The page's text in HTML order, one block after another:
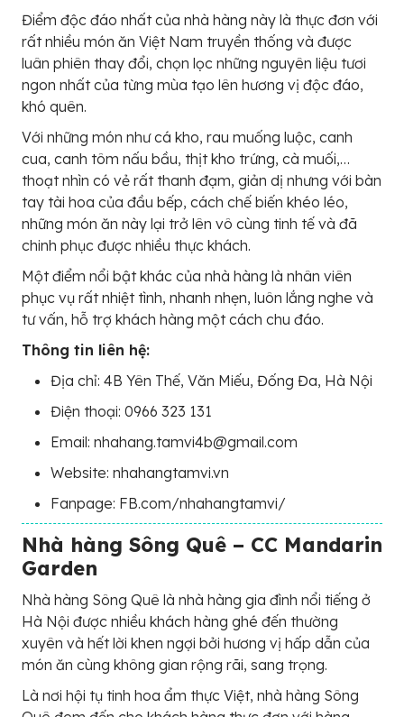
Điểm độc đáo nhất của nhà hàng này là thực đơn với
rất nhiều món ăn Việt Nam truyền thống và được
luân phiên thay đổi, chọn lọc những nguyên liệu tươi
ngon nhất của từng mùa tạo lên hương vị độc đáo,
khó quên.
Với những món như cá kho, rau muống luộc, canh
cua, canh tôm nấu bầu, thịt kho trứng, cà muối,…
thoạt nhìn có vẻ rất thanh đạm, giản dị nhưng với bàn
tay tài hoa của đầu bếp, cách chế biến khéo léo,
những món ăn này lại trở lên vô cùng tinh tế và đã
chinh phục được nhiều thực khách.
Một điểm nổi bật khác của nhà hàng là nhân viên
phục vụ rất nhiệt tình, nhanh nhẹn, luôn lắng nghe và
tư vấn, hỗ trợ khách hàng một cách chu đáo.
Thông tin liên hệ:
Địa chỉ: 4B Yên Thế, Văn Miếu, Đống Đa, Hà Nội
Điện thoại: 0966 323 131
Email: nhahang.tamvi4b@gmail.com
Website: nhahangtamvi.vn
Fanpage: FB.com/nhahangtamvi/
Nhà hàng Sông Quê – CC Mandarin
Garden
Nhà hàng Sông Quê là nhà hàng gia đình nổi tiếng ở
Hà Nội được nhiều khách hàng ghé đến thường
xuyên và hết lời khen ngợi bởi hương vị hấp dẫn của
món ăn cùng không gian rộng rãi, sang trọng.
Là nơi hội tụ tinh hoa ẩm thực Việt, nhà hàng Sông